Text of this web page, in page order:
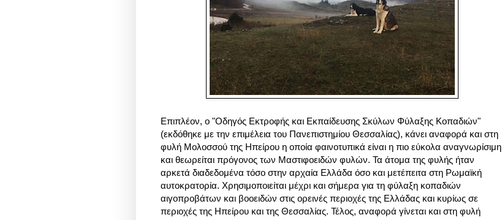
Επιπλέον, ο "Οδηγός Εκτροφής και Εκπαίδευσης Σκύλων Φύλαξης Κοπαδιών"
(εκδόθηκε με την επιμέλεια του Πανεπιστημίου Θεσσαλίας), κάνει αναφορά και στη
φυλή Μολοσσού της Ηπείρου η οποία φαινοτυπικά είναι η πιο εύκολα αναγνωρίσιμη
και θεωρείται πρόγονος των Μαστιφοειδών φυλών. Τα άτομα της φυλής ήταν
αρκετά διαδεδομένα τόσο στην αρχαία Ελλάδα όσο και μετέπειτα στη Ρωμαϊκή
αυτοκρατορία. Χρησιμοποιείται μέχρι και σήμερα για τη φύλαξη κοπαδιών
αιγοπροβάτων και βοοειδών στις ορεινές περιοχές της Ελλάδας και κυρίως σε
περιοχές της Ηπείρου και της Θεσσαλίας. Τέλος, αναφορά γίνεται και στη φυλή